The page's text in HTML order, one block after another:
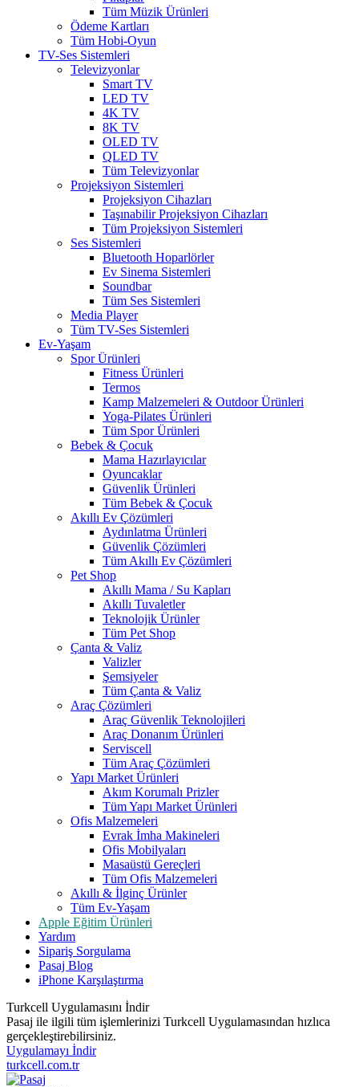
Tüm Müzik Ürünleri
Ödeme Kartları
Tüm Hobi-Oyun
TV-Ses Sistemleri
Televizyonlar
Smart TV
LED TV
4K TV
8K TV
OLED TV
QLED TV
Tüm Televizyonlar
Projeksiyon Sistemleri
Projeksiyon Cihazları
Taşınabilir Projeksiyon Cihazları
Tüm Projeksiyon Sistemleri
Ses Sistemleri
Bluetooth Hoparlörler
Ev Sinema Sistemleri
Soundbar
Tüm Ses Sistemleri
Media Player
Tüm TV-Ses Sistemleri
Ev-Yaşam
Spor Ürünleri
Fitness Ürünleri
Termos
Kamp Malzemeleri & Outdoor Ürünleri
Yoga-Pilates Ürünleri
Tüm Spor Ürünleri
Bebek & Çocuk
Mama Hazırlayıcılar
Oyuncaklar
Güvenlik Ürünleri
Tüm Bebek & Çocuk
Akıllı Ev Çözümleri
Aydınlatma Ürünleri
Güvenlik Çözümleri
Tüm Akıllı Ev Çözümleri
Pet Shop
Akıllı Mama / Su Kapları
Akıllı Tuvaletler
Teknolojik Ürünler
Tüm Pet Shop
Çanta & Valiz
Valizler
Şemsiyeler
Tüm Çanta & Valiz
Araç Çözümleri
Araç Güvenlik Teknolojileri
Araç Donanım Ürünleri
Serviscell
Tüm Araç Çözümleri
Yapı Market Ürünleri
Akım Korumalı Prizler
Tüm Yapı Market Ürünleri
Ofis Malzemeleri
Evrak İmha Makineleri
Ofis Mobilyaları
Masaüstü Gereçleri
Tüm Ofis Malzemeleri
Akıllı & İlginç Ürünler
Tüm Ev-Yaşam
Apple Eğitim Ürünleri
Yardım
Sipariş Sorgulama
Pasaj Blog
iPhone Karşılaştırma
Turkcell Uygulamasını İndir
Pasaj ile ilgili tüm işlemlerinizi Turkcell Uygulamasından hızlıca
gerçekleştirebilirsiniz.
Uygulamayı İndir
turkcell.com.tr